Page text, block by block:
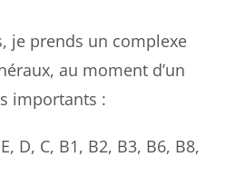
je prends un complexe
au moment d’un
importants :
D, C, B1, B2, B3, B6, B8,